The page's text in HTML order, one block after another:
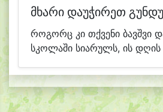
მხარი დაუჭირეთ
როგორც კი თქვენი ბავშვი
სკოლაში სიარულს, ის დღის